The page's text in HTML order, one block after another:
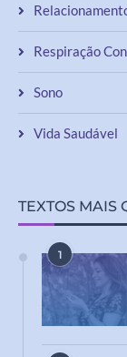
Respiração
Sono
Vida Saudável
TEXTOS MAIS
1